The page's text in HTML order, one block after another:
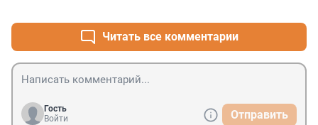
Читать все комментарии
Гость
Войти
Отправить